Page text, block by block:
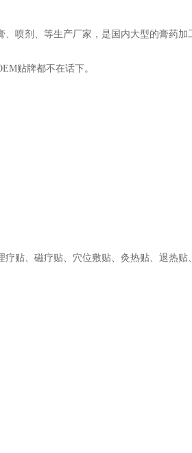
喷剂、等生产厂家，是国内大型的膏药加
贴牌都不在话下。
贴、磁疗贴、穴位敷贴、灸热贴、退热贴